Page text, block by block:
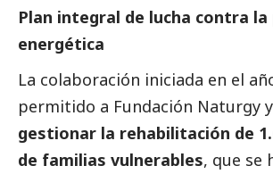
Plan integral de lucha contra la
energética
La colaboración iniciada en el
permitido a Fundación Naturgy
gestionar la rehabilitación de
de familias vulnerables, que se